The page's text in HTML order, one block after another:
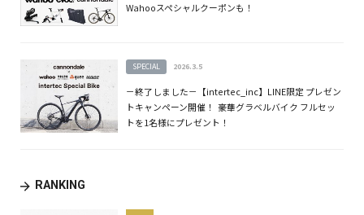
Wahooスペシャルクーポンも！
SPECIAL 2026.3.5
－終了しました－【intertec_inc】LINE限定 プレゼン
トキャンペーン開催！ 豪華グラベルバイク フルセッ
トを1名様にプレゼント！
RANKING